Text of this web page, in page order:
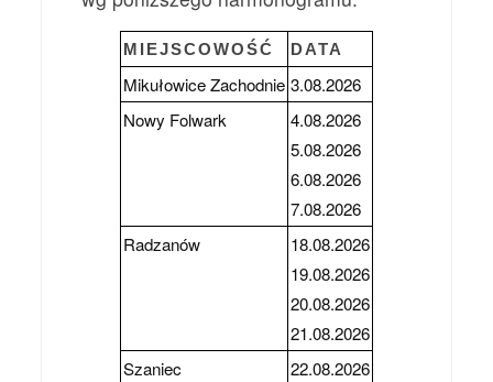
MIEJSCOWOŚĆ DATA
Mikułowice Zachodnie 3.08.2026
Nowy Folwark
4.08.2026
5.08.2026
6.08.2026
7.08.2026
Radzanów
18.08.2026
19.08.2026
20.08.2026
21.08.2026
Szaniec
22.08.2026